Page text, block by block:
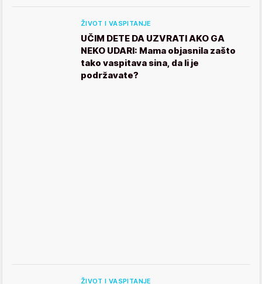
ŽIVOT I VASPITANJE
UČIM DETE DA UZVRATI AKO GA
NEKO UDARI: Mama objasnila zašto
tako vaspitava sina, da li je
podržavate?
ŽIVOT I VASPITANJE